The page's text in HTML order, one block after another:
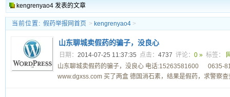
kengrenyao4 发表的文章
当前位置: 假药举报网首页 > kengrenyao4 >
山东聊城卖假药的骗子，没良心
日期： 2014-07-25 11:37:35 点击： 4737 评论： 0 » 标签：
山东聊城卖假药的骗子，没良心 电话:15263581600 0635-
www.dgxss.com 买了两盒 德国消石素，结果是假药，求警察查